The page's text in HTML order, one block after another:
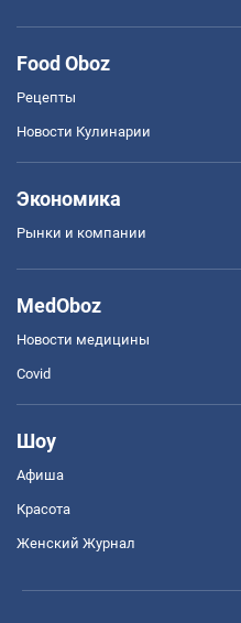
Food Oboz
Рецепты
Новости Кулинарии
Экономика
Рынки и компании
MedOboz
Новости медицины
Covid
Шоу
Афиша
Красота
Женский Журнал